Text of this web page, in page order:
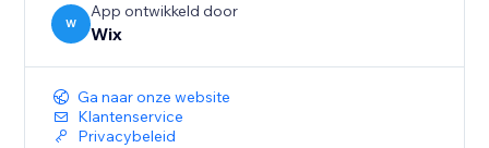
W
App ontwikkeld door
Wix
Ga naar onze website
Klantenservice
Privacybeleid